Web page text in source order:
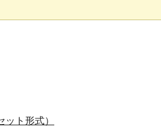
ト形式）